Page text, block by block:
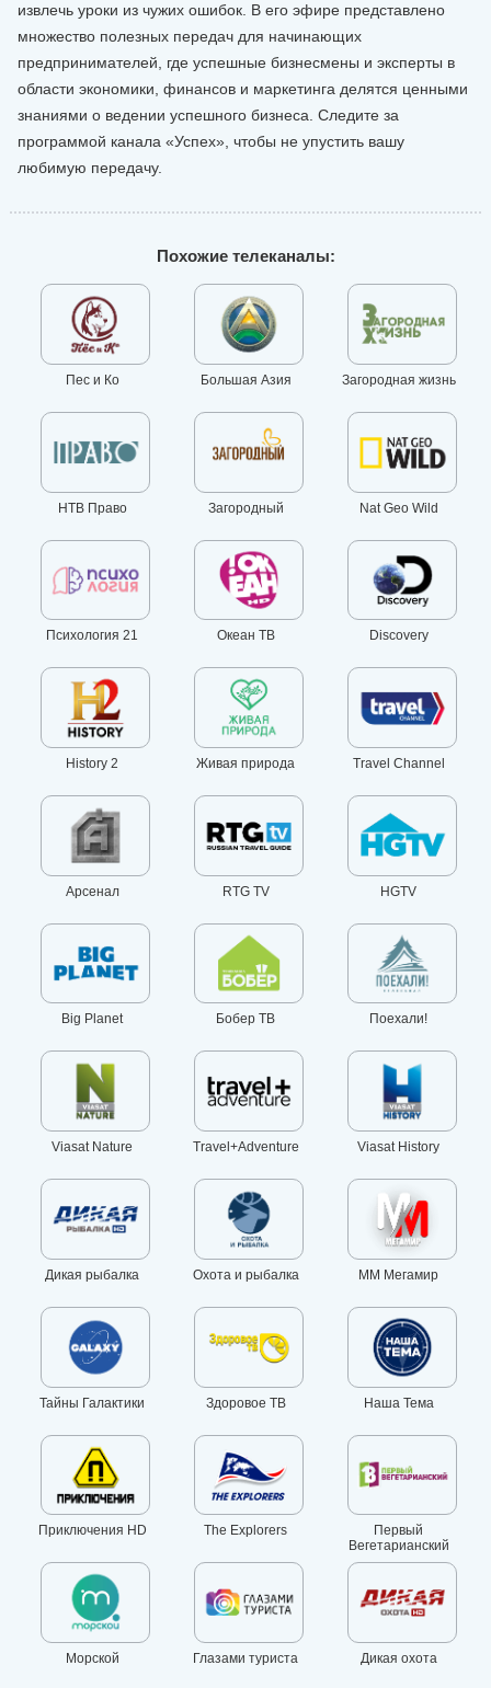
извлечь уроки из чужих ошибок. В его эфире представлено
множество полезных передач для начинающих
предпринимателей, где успешные бизнесмены и эксперты в
области экономики, финансов и маркетинга делятся ценными
знаниями о ведении успешного бизнеса. Следите за
программой канала «Успех», чтобы не упустить вашу
любимую передачу.
Похожие телеканалы:
Пес и Ко Большая Азия Загородная жизнь
НТВ Право Загородный Nat Geo Wild
Психология 21 Океан ТВ Discovery
History 2 Живая природа Travel Channel
Арсенал RTG TV HGTV
Big Planet Бобер ТВ Поехали!
Viasat Nature Travel+Adventure Viasat History
Дикая рыбалка Охота и рыбалка MM Мегамир
Тайны Галактики Здоровое ТВ Наша Тема
Приключения HD The Explorers
Первый
Вегетарианский
Морской Глазами туриста Дикая охота